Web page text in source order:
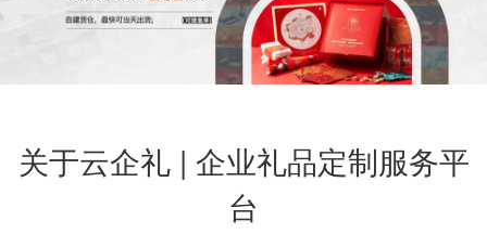
关于云企礼 | 企业礼品定制服务平
台